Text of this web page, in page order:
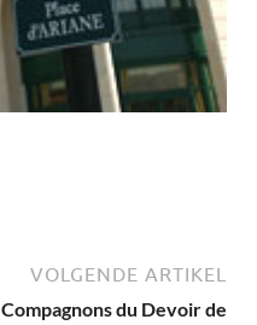
VOLGENDE ARTIKEL
Compagnons du Devoir de